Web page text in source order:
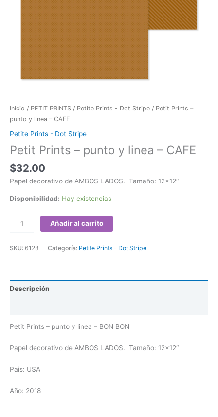
Inicio / PETIT PRINTS / Petite Prints - Dot Stripe / Petit Prints –
punto y linea – CAFE
Petite Prints - Dot Stripe
Petit Prints – punto y linea – CAFE
$32.00
Papel decorativo de AMBOS LADOS. Tamaño: 12×12″
Disponibilidad: Hay existencias
Añadir al carrito
SKU: 6128 Categoría: Petite Prints - Dot Stripe
Descripción
Petit Prints – punto y linea – BON BON
Papel decorativo de AMBOS LADOS. Tamaño: 12×12″
Pais: USA
Año: 2018